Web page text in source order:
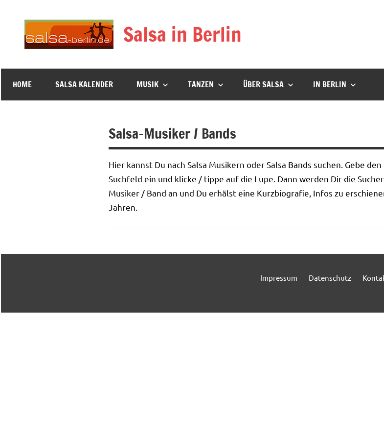
springen
Salsa in Berlin
HOME SALSA KALENDER MUSIK TANZEN ÜBER SALSA IN BERLIN
Salsa-Musiker / Bands
Hier kannst Du nach Salsa Musikern oder Salsa Bands suchen. Gebe
Suchfeld ein und klicke / tippe auf die Lupe. Dann werden Dir die
Musiker / Band an und Du erhälst eine Kurzbiografie, Infos zu
Jahren.
Impressum Datenschutz